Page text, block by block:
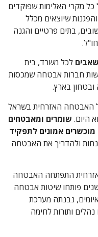
כל מקרי האלימות שפוקדים
שיוצאים מכלל
בתים פרטיים והגנה
לכל משרד, בית
חברות אבטחה שמכסות
בארץ.
האבטחה האזרחית בשראל
היום. שומרים ומאבטחים
מוכשרים אמונים לתפקיד
ולהדריך את האבטחה
התפתחה האבטחה
פותחו שיטות אבטחה
נבנתה מערכת
ותורות לחימה